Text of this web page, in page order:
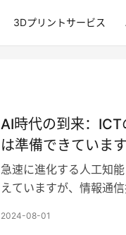
3Dプリントサービス
AI時代の到来：
は準備できています
急速に進化する人工知
えていますが、情報通
2024-08-01